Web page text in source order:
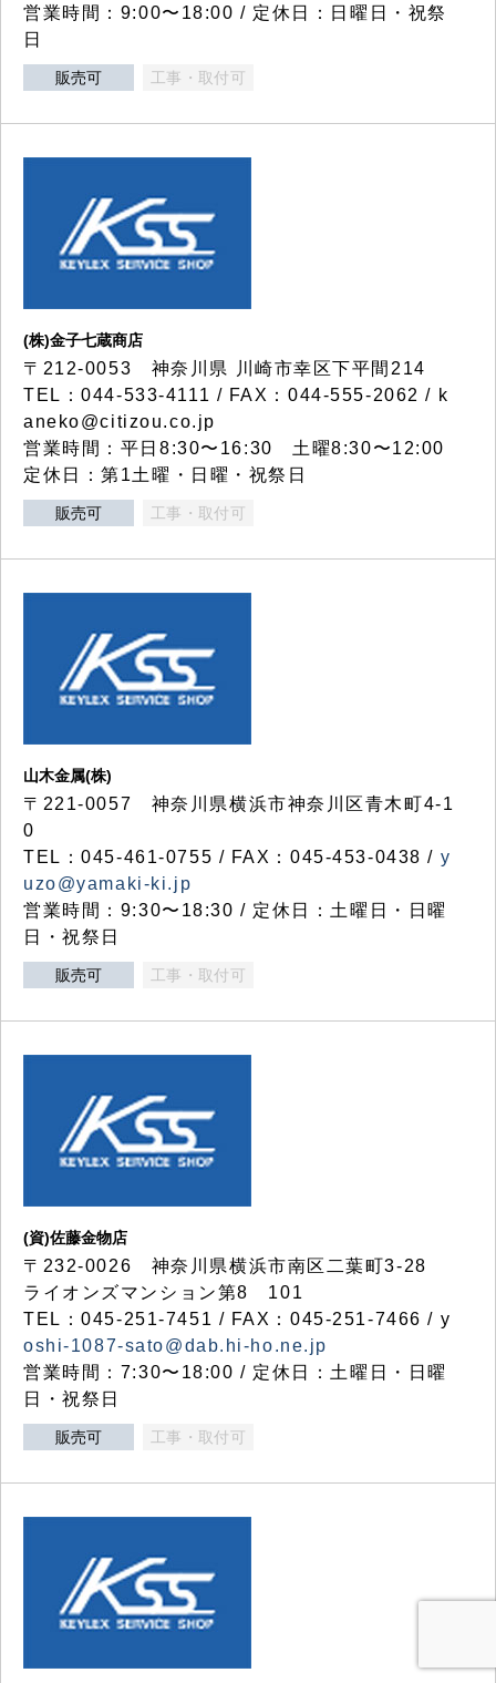
営業時間：9:00〜18:00 / 定休日：日曜日・祝祭
日
販売可 工事・取付可
(株)金子七蔵商店
〒212-0053 神奈川県 川崎市幸区下平間214
TEL：044-533-4111 / FAX：044-555-2062 / k
aneko@citizou.co.jp
営業時間：平日8:30〜16:30 土曜8:30〜12:00
定休日：第1土曜・日曜・祝祭日
販売可 工事・取付可
山木金属(株)
〒221-0057 神奈川県横浜市神奈川区青木町4-1
0
TEL：045-461-0755 / FAX：045-453-0438 / y
uzo@yamaki-ki.jp
営業時間：9:30〜18:30 / 定休日：土曜日・日曜
日・祝祭日
販売可 工事・取付可
(資)佐藤金物店
〒232-0026 神奈川県横浜市南区二葉町3-28
ライオンズマンション第8 101
TEL：045-251-7451 / FAX：045-251-7466 / y
oshi-1087-sato@dab.hi-ho.ne.jp
営業時間：7:30〜18:00 / 定休日：土曜日・日曜
日・祝祭日
販売可 工事・取付可